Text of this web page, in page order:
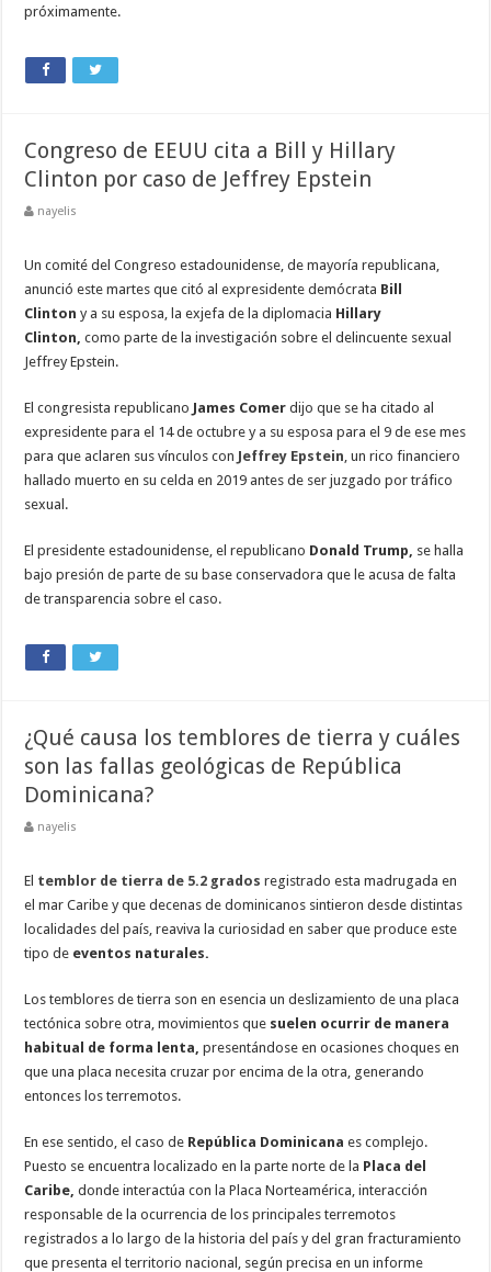
próximamente.
Congreso de EEUU cita a Bill y Hillary
Clinton por caso de Jeffrey Epstein
nayelis
Un comité del Congreso estadounidense, de mayoría republicana,
anunció este martes que citó al expresidente demócrata Bill
Clinton y a su esposa, la exjefa de la diplomacia Hillary
Clinton,como parte de la investigación sobre el delincuente sexual
Jeffrey Epstein.
El congresista republicano James Comer dijo que se ha citado al
expresidente para el 14 de octubre y a su esposa para el 9 de ese mes
para que aclaren sus vínculos con Jeffrey Epstein , un rico financiero
hallado muerto en su celda en 2019 antes de ser juzgado por tráfico
sexual.
El presidente estadounidense, el republicano Donald Trump, se halla
bajo presión de parte de su base conservadora que le acusa de falta
de transparencia sobre el caso.
¿Qué causa los temblores de tierra y cuáles
son las fallas geológicas de República
Dominicana?
nayelis
El temblor de tierra de 5.2 grados registrado esta madrugada en
el mar Caribe y que decenas de dominicanos sintieron desde distintas
localidades del país, reaviva la curiosidad en saber que produce este
tipo de eventos naturales.
Los temblores de tierra son en esencia un deslizamiento de una placa
tectónica sobre otra, movimientos que suelen ocurrir de manera
habitual de forma lenta, presentándose en ocasiones choques en
que una placa necesita cruzar por encima de la otra, generando
entonces los terremotos.
En ese sentido, el caso de República Dominicana es complejo.
Puesto se encuentra localizado en la parte norte de la Placa del
Caribe, donde interactúa con la Placa Norteamérica, interacción
responsable de la ocurrencia de los principales terremotos
registrados a lo largo de la historia del país y del gran fracturamiento
que presenta el territorio nacional, según precisa en un informe